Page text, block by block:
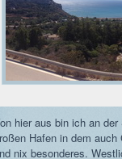
hier aus bin ich an
Hafen in dem
nix besonderes.